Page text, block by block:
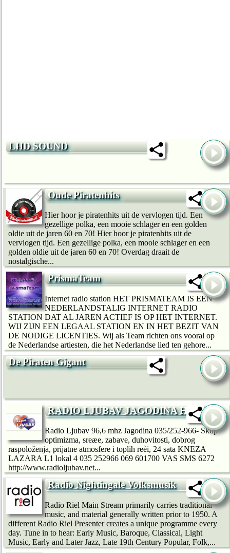
LHD SOUND
Oude Piratenhits
Hier hoor je piratenhits uit de vervlogen tijd. Een
gezellige polka, een mooie schlager en een golden
oldie uit de jaren 60 en 70! Hier hoor je piratenhits uit de
vervlogen tijd. Een gezellige polka, een mooie schlager en een
golden oldie uit de jaren 60 en 70! Overdag draait de
nostalgische...
PrismaTeam
Internet radio station HET PRISMATEAM IS EEN
NEDERLANDSTALIG INTERNET RADIO
STATION DAT AL JAREN ACTIEF IS OP HET INTERNET.
WIJ ZIJN EEN LEGAAL STATION EN IN HET BEZIT VAN
DE NODIGE LICENTIES. Wij als Team richten ons vooral op
de Nederlandse artiesten, die het Nederlandse lied ten gehore...
De Piraten Gigant
RADIO LJUBAV JAGODINA HQ
Radio Ljubav 96,6 mhz Jagodina 035/252-966- Skup
optimizma, sreæe, zabave, duhovitosti, dobrog
raspoloženja, prijatne atmosfere i toplih reèi, 24 sata KNEZA
LAZARA L1 lokal 4 035 252966 069 601700 VAS SMS 6272
http://www.radioljubav.net...
Radio Nightingale Volksmusik
Radio Riel Main Stream primarily carries traditional
music, and material generally written prior to 1950. A
different Radio Riel Presenter creates a unique programme every
day. Tune in to hear: Early Music, Baroque, Classical, Light
Music, Early and Later Jazz, Late 19th Century Popular, Folk,...